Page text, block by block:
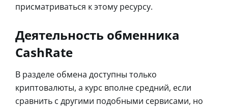
присматриваться к этому ресурсу.
Деятельность обменника
CashRate
В разделе обмена доступны только
криптовалюты, а курс вполне средний, если
сравнить с другими подобными сервисами, но